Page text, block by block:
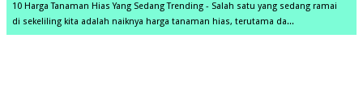
10 Harga Tanaman Hias Yang Sedang Trending - Salah satu yang sedang ramai
di sekeliling kita adalah naiknya harga tanaman hias, terutama da...